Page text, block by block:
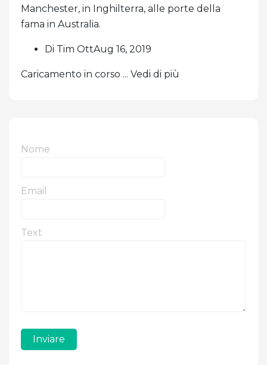
Manchester, in Inghilterra, alle porte della
fama in Australia.
Di Tim OttAug 16, 2019
Caricamento in corso ... Vedi di più
Nome
Email
Text
Inviare